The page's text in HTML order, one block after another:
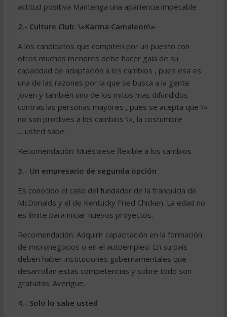
actitud positiva Mantenga una apariencia impecable
2.- Culture Club: \»Karma Camaleon\»
A los candidatos que compiten por un puesto con
otros muchos menores debe hacer gala de su
capacidad de adaptación a los cambios , pues esa es
una de las razones por la que se busca a la gente
joven y también uno de los mitos mas difundidos
contras las personas mayores , pues se acepta que \»
no son proclives a los cambios \», la costumbre
….usted sabe.
Recomendación: Muéstrese flexible a los cambios
3.- Un empresario de segunda opción
Es conocido el caso del fundador de la franquicia de
McDonalds y el de Kentucky Fried Chicken. La edad no
es límite para iniciar nuevos proyectos.
Recomendación: Adquirir capacitación en la formación
de micronegocios o en el autoempleo. En su país
deben haber instituciones gubernamentales que
desarrollan estas competencias y sobre todo son
gratuitas. Averigue.
4.- Solo lo sabe usted